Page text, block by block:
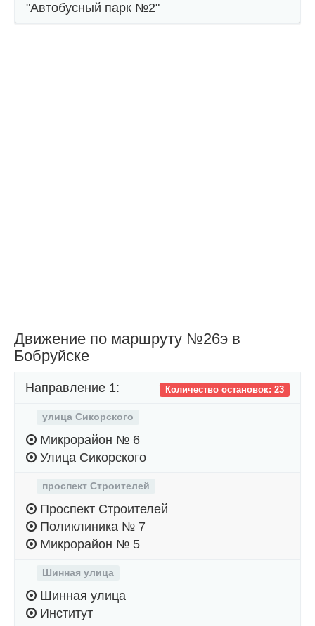
"Автобусный парк №2"
Движение по маршруту №26э в
Бобруйске
Количество остановок: 23
Направление 1:
улица Сикорского
Микрорайон № 6
Улица Сикорского
проспект Строителей
Проспект Строителей
Поликлиника № 7
Микрорайон № 5
Шинная улица
Шинная улица
Институт